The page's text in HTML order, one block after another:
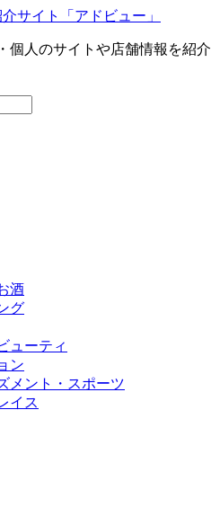
個人のサイトや店舗情報を紹介
酒
グ
ューティ
ン
メント・スポーツ
イス